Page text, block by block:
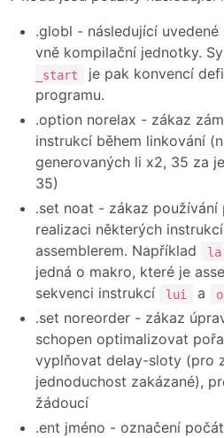
.globl - následující
vně kompilační jednotky.
_start
je pak konvencí
programu.
.option norelax - zákaz
instrukcí během linkování
generovaných li x2, 35 za
35)
.set noat - zákaz
realizaci některých
assemblerem. Například
la
jedná o makro, které je
sekvenci instrukcí
lui a
.set noreorder - zákaz
schopen optimalizovat
vyplňovat delay-sloty (pro
jednoduchost zakázané),
žádoucí
.ent jméno - označení